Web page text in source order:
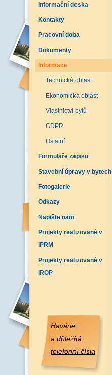
Informační deska
Kontakty
Pracovní doba
Dokumenty
Informace
Technická oblast
Ekonomická oblast
Vlastnictví bytů
GDPR
Ostatní
Formuláře zápisů
Stavební úpravy v bytech
Fotogalerie
Odkazy
Napište nám
Projekty realizované v
IPRM
Projekty realizované v
IROP
Havárie
a důležitá
telefonní čísla